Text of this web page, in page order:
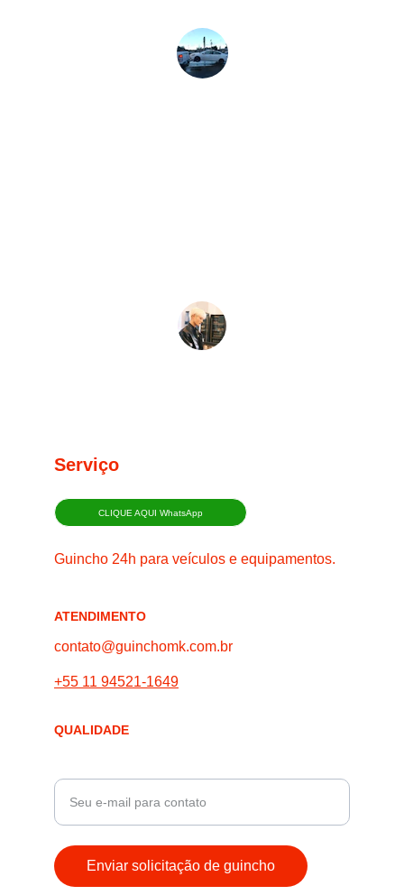
Serviço
Guincho 24h para veículos e equipamentos.
ATENDIMENTO
QUALIDADE
contato@guinchomk.com.br
+55 11 94521-1649
Enviar solicitação de guincho
CLIQUE AQUI WhatsApp